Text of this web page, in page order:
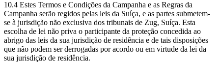
10.4 Estes Termos e Condições da Campanha e as Regras da
Campanha serão regidos pelas leis da Suíça, e as partes submetem-
se à jurisdição não exclusiva dos tribunais de Zug, Suíça. Esta
escolha de lei não priva o participante da proteção concedida ao
abrigo das leis da sua jurisdição de residência e de tais disposições
que não podem ser derrogadas por acordo ou em virtude da lei da
sua jurisdição de residência.